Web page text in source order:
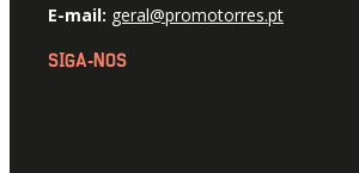
E-mail: geral@promotorres.pt
SIGA-NOS